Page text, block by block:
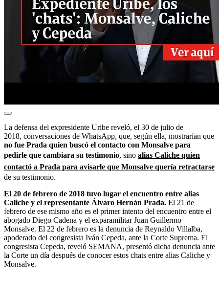
La defensa del expresidente Uribe reveló, el 30 de julio de
2018, conversaciones de WhatsApp, que, según ella, mostrarían que
no fue Prada quien buscó el contacto con Monsalve para
pedirle que cambiara su testimonio, sino alias Caliche quien
contactó a Prada para avisarle que Monsalve quería retractarse
de su testimonio.
El 20 de febrero de 2018 tuvo lugar el encuentro entre alias
Caliche y el representante Álvaro Hernán Prada. El 21 de
febrero de ese mismo año es el primer intento del encuentro entre el
abogado Diego Cadena y el exparamilitar Juan Guillermo
Monsalve. El 22 de febrero es la denuncia de Reynaldo Villalba,
apoderado del congresista Iván Cepeda, ante la Corte Suprema. El
congresista Cepeda, reveló SEMANA, presentó dicha denuncia ante
la Corte un día después de conocer estos chats entre alias Caliche y
Monsalve.